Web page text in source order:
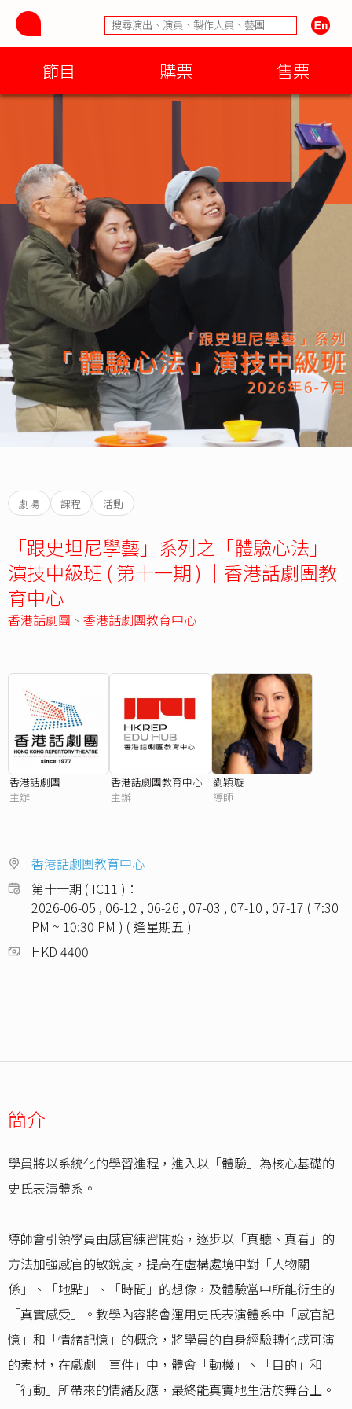
節目 購票 售票
劇場 課程 活動
「跟史坦尼學藝」系列之「體驗心法」
演技中級班 ( 第十一期 ) ｜香港話劇團教
育中心
香港話劇團 、 香港話劇團教育中心
香港話劇團
主辦
香港話劇團教育中心
主辦
劉穎璇
導師
香港話劇團教育中心
第十一期 ( IC11 )：
2026-06-05 , 06-12 , 06-26 , 07-03 , 07-10 , 07-17 ( 7:30
PM ~ 10:30 PM ) ( 逢星期五 )
HKD 4400
簡介
學員將以系統化的學習進程，進入以「體驗」為核心基礎的
史氏表演體系。
導師會引領學員由感官練習開始，逐步以「真聽、真看」的
方法加強感官的敏銳度，提高在虛構處境中對「人物關
係」、「地點」、「時間」的想像，及體驗當中所能衍生的
「真實感受」。教學內容將會運用史氏表演體系中「感官記
憶」和「情緒記憶」的概念，將學員的自身經驗轉化成可演
的素材，在戲劇「事件」中，體會「動機」、「目的」和
「行動」所帶來的情緒反應，最終能真實地生活於舞台上。